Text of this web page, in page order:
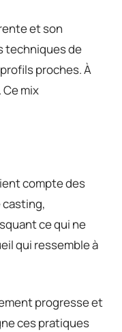
et son
techniques de
proches. À
mix
compte des
casting,
ce qui ne
qui ressemble à
progresse et
ces pratiques